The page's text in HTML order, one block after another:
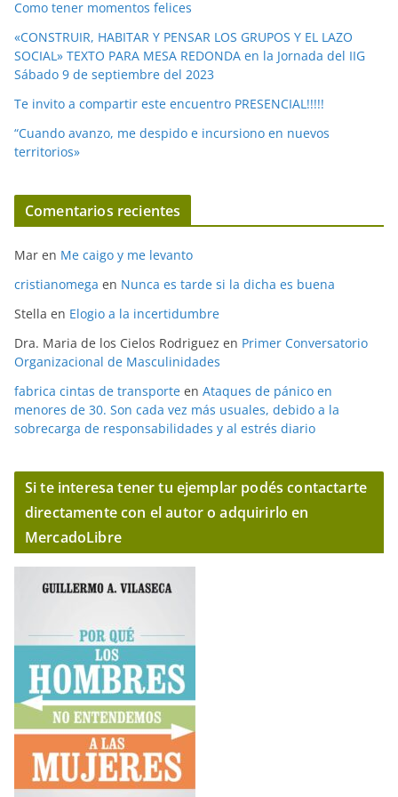
Como tener momentos felices
«CONSTRUIR, HABITAR Y PENSAR LOS GRUPOS Y EL LAZO
SOCIAL» TEXTO PARA MESA REDONDA en la Jornada del IIG
Sábado 9 de septiembre del 2023
Te invito a compartir este encuentro PRESENCIAL!!!!!
“Cuando avanzo, me despido e incursiono en nuevos
territorios»
Comentarios recientes
Mar en Me caigo y me levanto
cristianomega en Nunca es tarde si la dicha es buena
Stella en Elogio a la incertidumbre
Dra. Maria de los Cielos Rodriguez en Primer Conversatorio
Organizacional de Masculinidades
fabrica cintas de transporte en Ataques de pánico en
menores de 30. Son cada vez más usuales, debido a la
sobrecarga de responsabilidades y al estrés diario
Si te interesa tener tu ejemplar podés contactarte
directamente con el autor o adquirirlo en
MercadoLibre